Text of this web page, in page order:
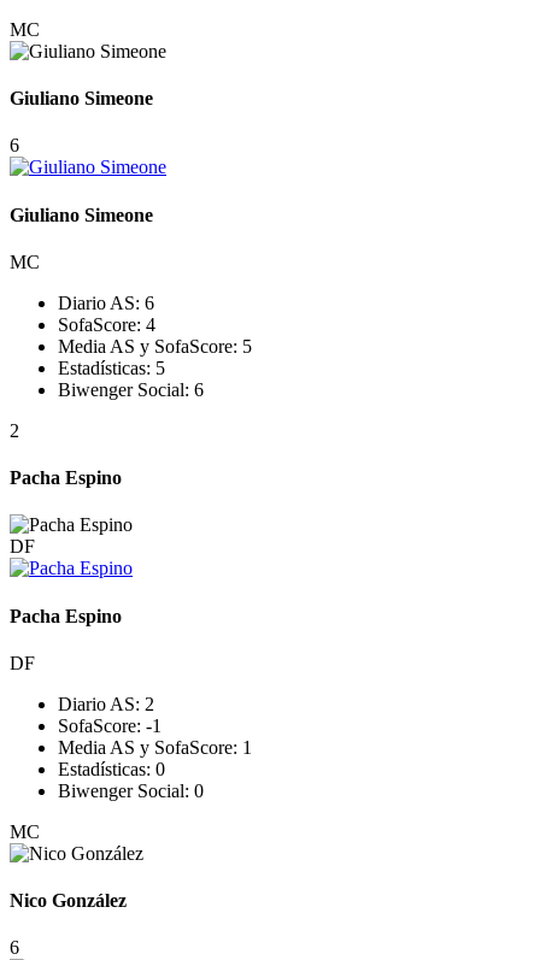
MC
Giuliano Simeone
6
Giuliano Simeone
MC
Diario AS: 6
SofaScore: 4
Media AS y SofaScore: 5
Estadísticas: 5
Biwenger Social: 6
2
Pacha Espino
DF
Pacha Espino
DF
Diario AS: 2
SofaScore: -1
Media AS y SofaScore: 1
Estadísticas: 0
Biwenger Social: 0
MC
Nico González
6